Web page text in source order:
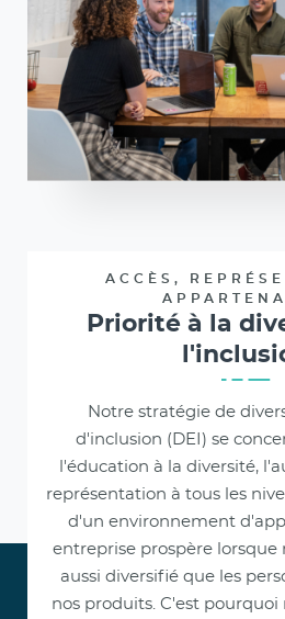
ACCÈS,
Priorité à la
Notre stratégie de
d'inclusion (DEI) se
l'éducation à la diversité,
représentation à tous les
d'un environnement
entreprise prospère lorsque
aussi diversifié que les
nos produits. C'est pourquoi